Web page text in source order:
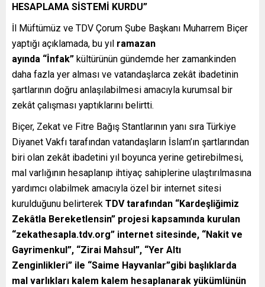
HESAPLAMA SİSTEMİ KURDU”
İl Müftümüz ve TDV Çorum Şube Başkanı Muharrem Biçer
yaptığı açıklamada, bu yıl ramazan
ayında “İnfak” kültürünün gündemde her zamankinden
daha fazla yer alması ve vatandaşlarca zekât ibadetinin
şartlarının doğru anlaşılabilmesi amacıyla kurumsal bir
zekât çalışması yaptıklarını belirtti.
Biçer, Zekat ve Fitre Bağış Stantlarının yanı sıra Türkiye
Diyanet Vakfı tarafından vatandaşların İslam’ın şartlarından
biri olan zekât ibadetini yıl boyunca yerine getirebilmesi,
mal varlığının hesaplanıp ihtiyaç sahiplerine ulaştırılmasına
yardımcı olabilmek amacıyla özel bir internet sitesi
kurulduğunu belirterek TDV tarafından “Kardeşliğimiz
Zekâtla Bereketlensin” projesi kapsamında kurulan
“zekathesapla.tdv.org” internet sitesinde, “Nakit ve
Gayrimenkul”, “Zirai Mahsul”, “Yer Altı
Zenginlikleri” ile “Saime Hayvanlar”gibi başlıklarda
mal varlıkları kalem kalem hesaplanarak yükümlünün